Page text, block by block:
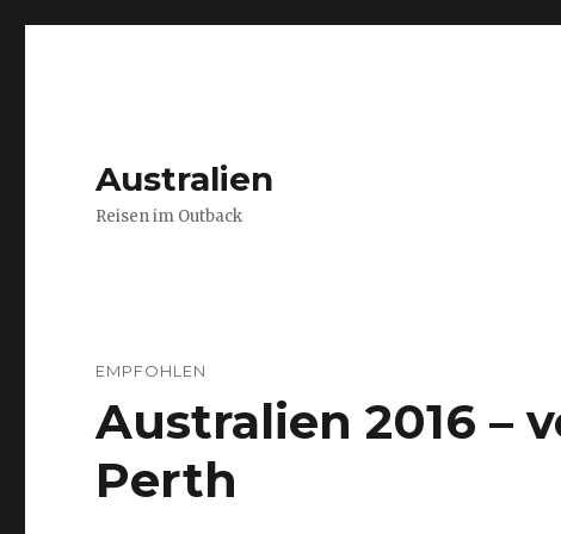
Australien
Reisen im Outback
EMPFOHLEN
Australien 2016 –
Perth